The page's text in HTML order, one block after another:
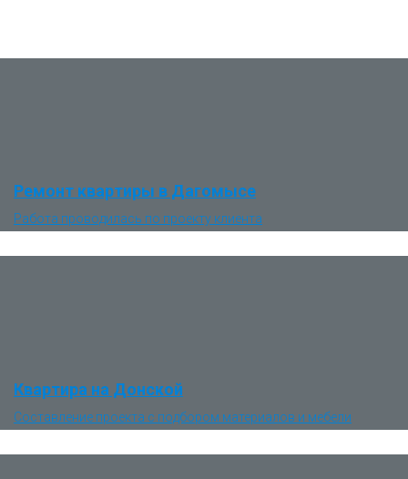
Ремонт квартиры в Дагомысе
Работа проводилась по проекту клиента
Квартира на Донской
Составление проекта с подбором материалов и мебели